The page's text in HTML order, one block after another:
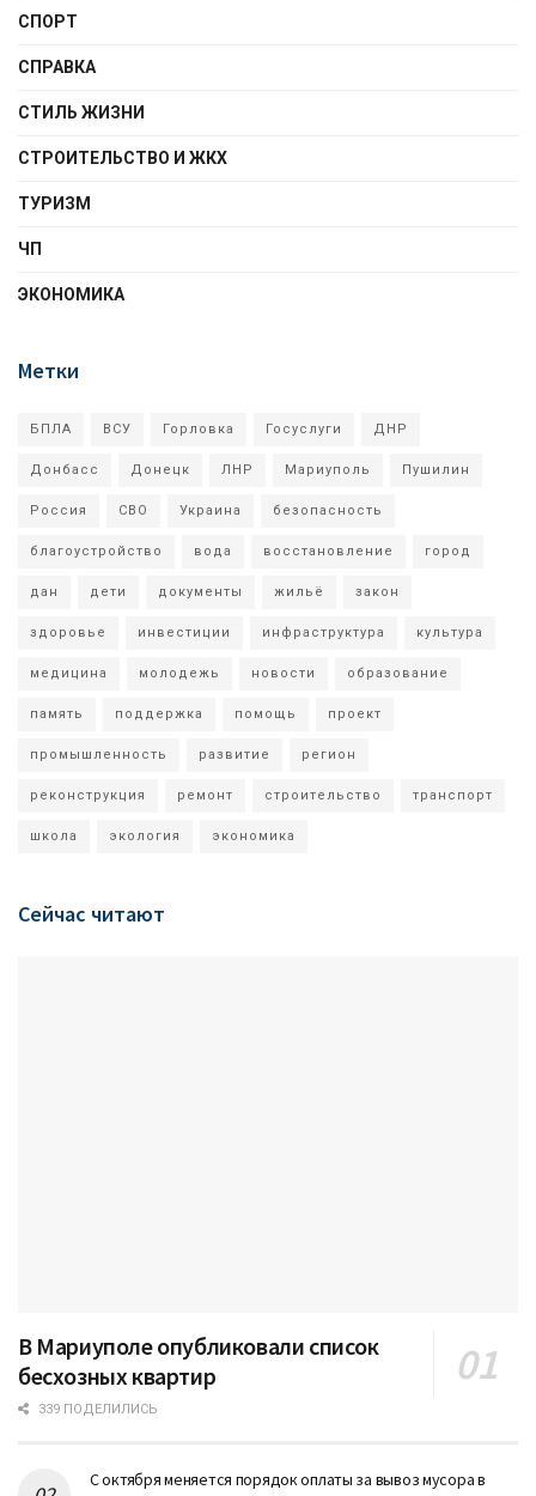
СПОРТ
СПРАВКА
СТИЛЬ ЖИЗНИ
СТРОИТЕЛЬСТВО И ЖКХ
ТУРИЗМ
ЧП
ЭКОНОМИКА
Метки
БПЛА ВСУ Горловка Госуслуги ДНР
Донбасс Донецк ЛНР Мариуполь Пушилин
Россия СВО Украина безопасность
благоустройство вода восстановление город
дан дети документы жильё закон
здоровье инвестиции инфраструктура культура
медицина молодежь новости образование
память поддержка помощь проект
промышленность развитие регион
реконструкция ремонт строительство транспорт
школа экология экономика
Сейчас читают
В Мариуполе опубликовали список
бесхозных квартир
339 ПОДЕЛИЛИСЬ
С октября меняется порядок оплаты за вывоз мусора в